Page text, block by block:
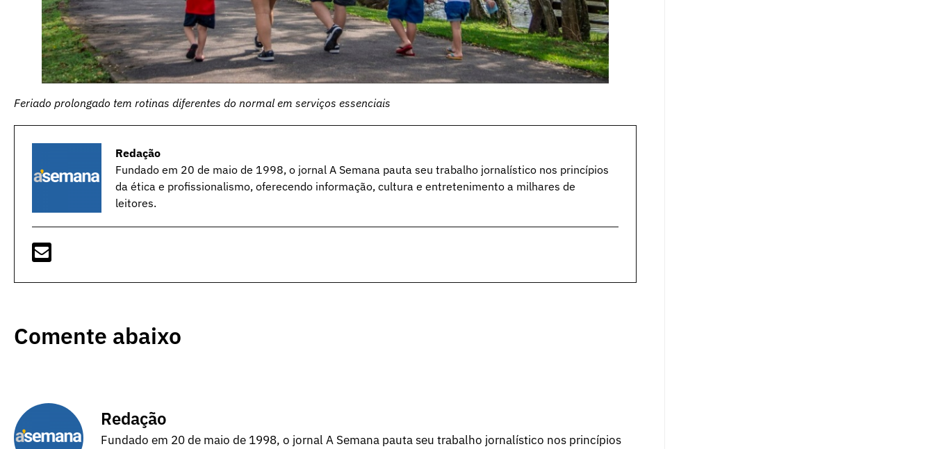
Feriado prolongado tem rotinas diferentes do normal em serviços essenciais
Redação
Fundado em 20 de maio de 1998, o jornal A Semana pauta seu trabalho jornalístico nos princípios
da ética e profissionalismo, oferecendo informação, cultura e entretenimento a milhares de
leitores.
Comente abaixo
Redação
Fundado em 20 de maio de 1998, o jornal A Semana pauta seu trabalho jornalístico nos princípios